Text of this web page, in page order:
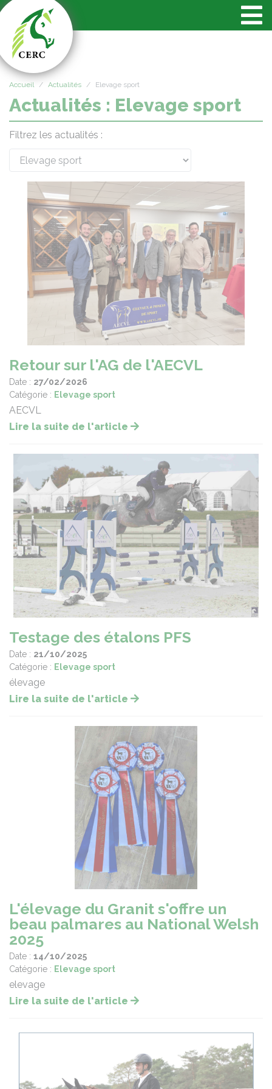
Accueil Actualités Elevage sport
Actualités : Elevage sport
Filtrez les actualités :
Retour sur l'AG de l'AECVL
Date : 27/02/2026
Catégorie : Elevage sport
AECVL
Lire la suite de l'article
Testage des étalons PFS
Date : 21/10/2025
Catégorie : Elevage sport
élevage
Lire la suite de l'article
L'élevage du Granit s'offre un
beau palmares au National Welsh
2025
Date : 14/10/2025
Catégorie : Elevage sport
elevage
Lire la suite de l'article
Panneau de gestion des cookies